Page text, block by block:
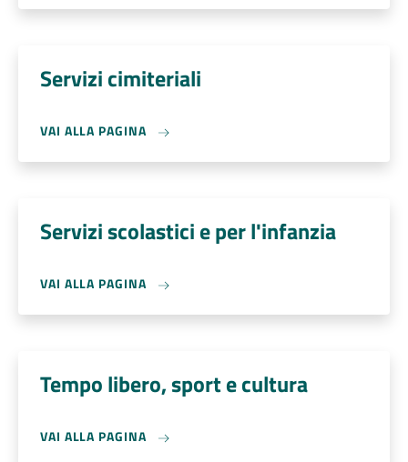
Servizi cimiteriali
VAI ALLA PAGINA
Servizi scolastici e per l'infanzia
VAI ALLA PAGINA
Tempo libero, sport e cultura
VAI ALLA PAGINA